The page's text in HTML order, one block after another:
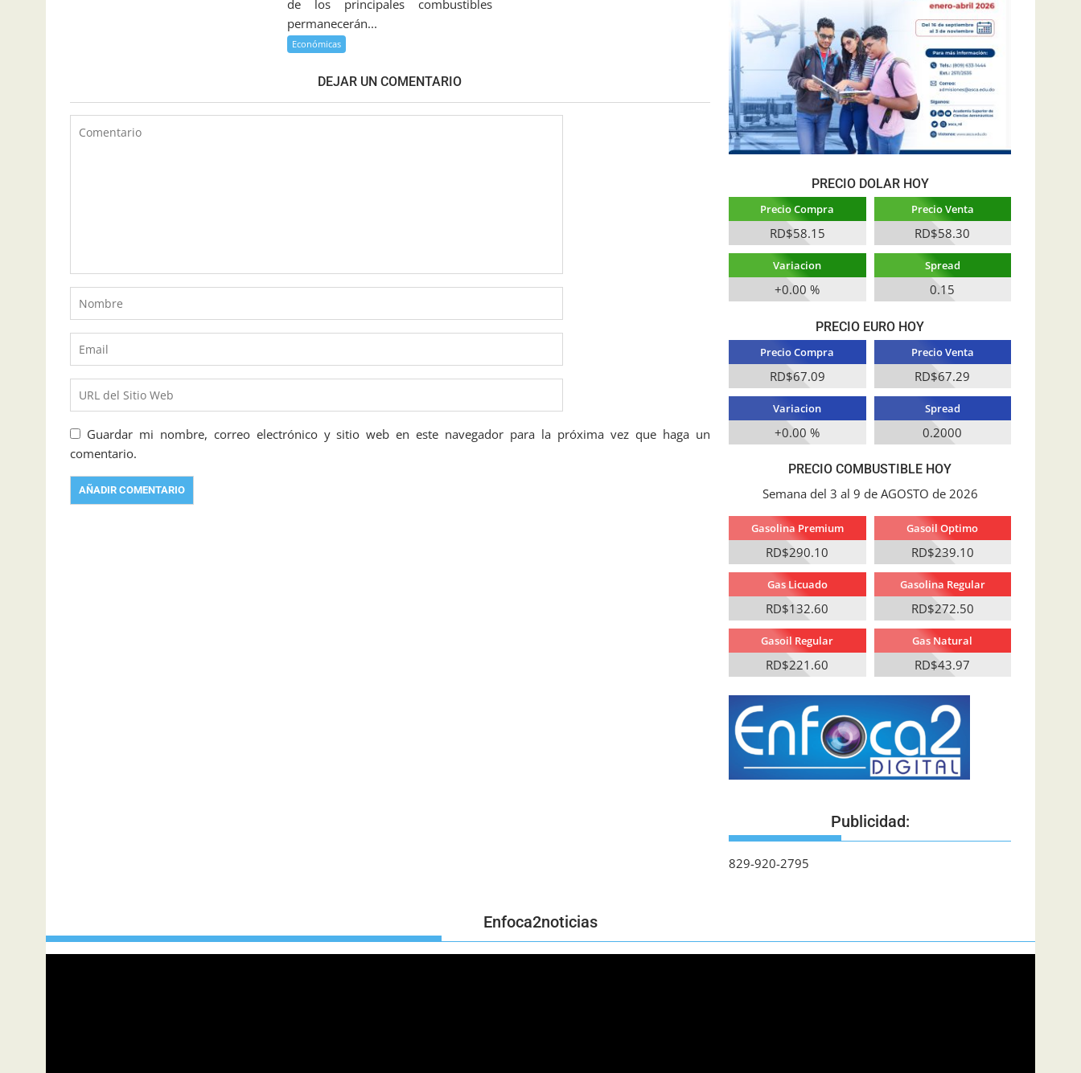
de los principales combustibles
permanecerán...
Económicas
DEJAR UN COMENTARIO
Guardar mi nombre, correo electrónico y sitio web en este navegador para la próxima vez que haga un
comentario.
PRECIO DOLAR HOY
Precio Compra
RD$58.15
Precio Venta
RD$58.30
Variacion
+0.00 %
Spread
0.15
PRECIO EURO HOY
Precio Compra
RD$67.09
Precio Venta
RD$67.29
Variacion
+0.00 %
Spread
0.2000
PRECIO COMBUSTIBLE HOY
Semana del 3 al 9 de AGOSTO de 2026
Gasolina Premium
RD$290.10
Gasoil Optimo
RD$239.10
Gas Licuado
RD$132.60
Gasolina Regular
RD$272.50
Gasoil Regular
RD$221.60
Gas Natural
RD$43.97
Publicidad:
829-920-2795
Enfoca2noticias